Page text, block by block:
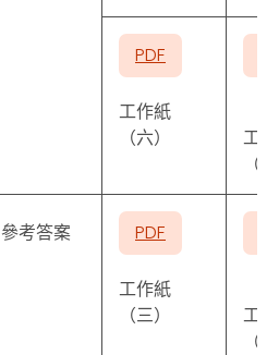
PDF
工作紙
（六）
工
（
參考答案 PDF
工作紙
（三）
工
（